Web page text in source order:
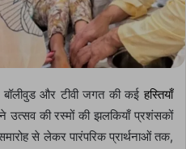
और टीवी जगत की कईहस्तियाँ
उत्सव की रस्मों की झलकियाँ प्रशंसकों
से लेकर पारंपरिक प्रार्थनाओं तक,